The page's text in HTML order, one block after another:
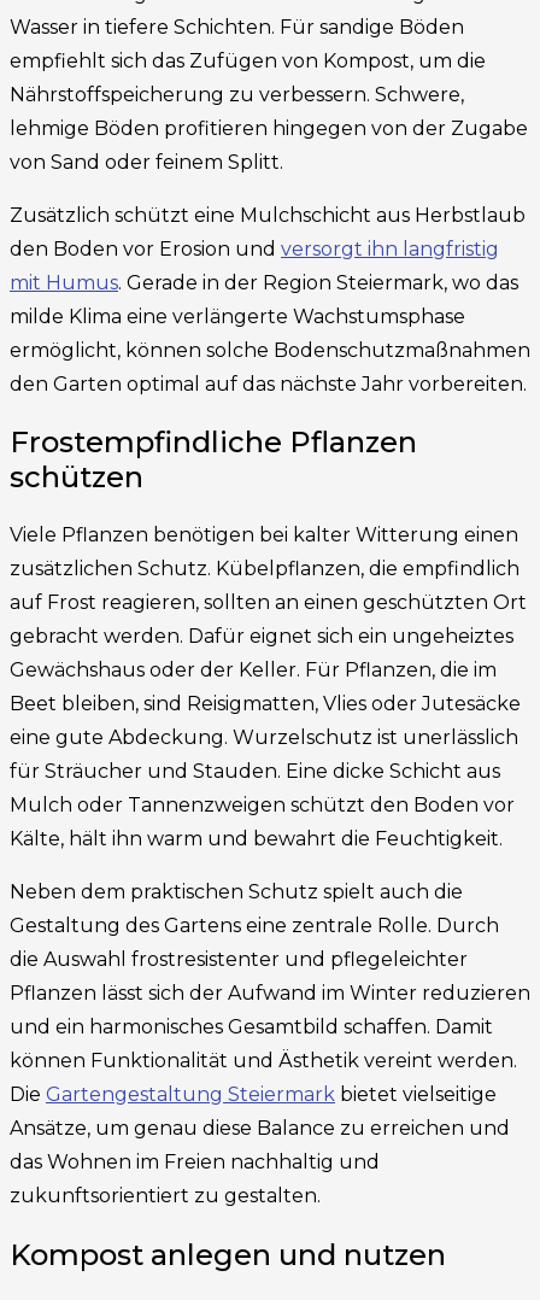
Wasser in tiefere Schichten. Für sandige Böden
empfiehlt sich das Zufügen von Kompost, um die
Nährstoffspeicherung zu verbessern. Schwere,
lehmige Böden profitieren hingegen von der Zugabe
von Sand oder feinem Splitt.
Zusätzlich schützt eine Mulchschicht aus Herbstlaub
den Boden vor Erosion und versorgt ihn langfristig
mit Humus. Gerade in der Region Steiermark, wo das
milde Klima eine verlängerte Wachstumsphase
ermöglicht, können solche Bodenschutzmaßnahmen
den Garten optimal auf das nächste Jahr vorbereiten.
Frostempfindliche Pflanzen
schützen
Viele Pflanzen benötigen bei kalter Witterung einen
zusätzlichen Schutz. Kübelpflanzen, die empfindlich
auf Frost reagieren, sollten an einen geschützten Ort
gebracht werden. Dafür eignet sich ein ungeheiztes
Gewächshaus oder der Keller. Für Pflanzen, die im
Beet bleiben, sind Reisigmatten, Vlies oder Jutesäcke
eine gute Abdeckung. Wurzelschutz ist unerlässlich
für Sträucher und Stauden. Eine dicke Schicht aus
Mulch oder Tannenzweigen schützt den Boden vor
Kälte, hält ihn warm und bewahrt die Feuchtigkeit.
Neben dem praktischen Schutz spielt auch die
Gestaltung des Gartens eine zentrale Rolle. Durch
die Auswahl frostresistenter und pflegeleichter
Pflanzen lässt sich der Aufwand im Winter reduzieren
und ein harmonisches Gesamtbild schaffen. Damit
können Funktionalität und Ästhetik vereint werden.
Die Gartengestaltung Steiermark bietet vielseitige
Ansätze, um genau diese Balance zu erreichen und
das Wohnen im Freien nachhaltig und
zukunftsorientiert zu gestalten.
Kompost anlegen und nutzen